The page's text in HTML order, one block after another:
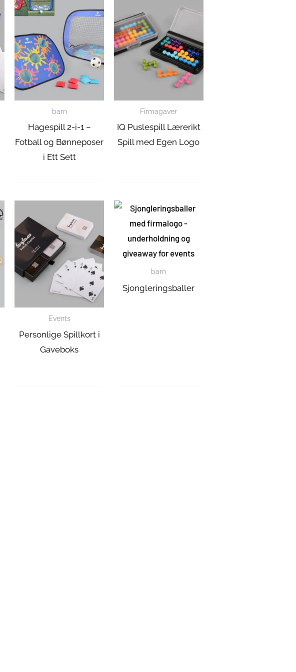
barn
Hagespill 2-i-1 –
Fotball og Bønneposer
i Ett Sett
Firmagaver
IQ Puslespill Lærerikt
Spill med Egen Logo
Events
Personlige Spillkort i
Gaveboks
barn
Sjongleringsballer